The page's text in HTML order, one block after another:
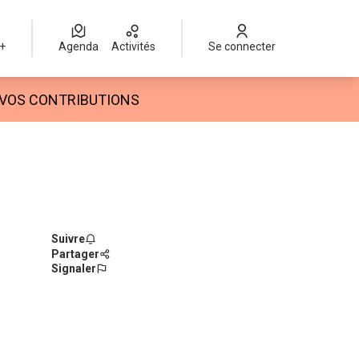
Agenda Activités Se connecter
utilisateur
CONTRIBUTIONS
Suivre
Partager
Signaler